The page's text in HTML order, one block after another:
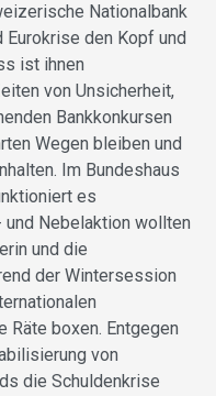
Nationalbank
Eurokrise den Kopf und
ist ihnen
von Unsicherheit,
Bankkonkursen
Wegen bleiben und
Im Bundeshaus
es
Nebelaktion wollten
und die
der Wintersession
Räte boxen. Entgegen
von
die Schuldenkrise